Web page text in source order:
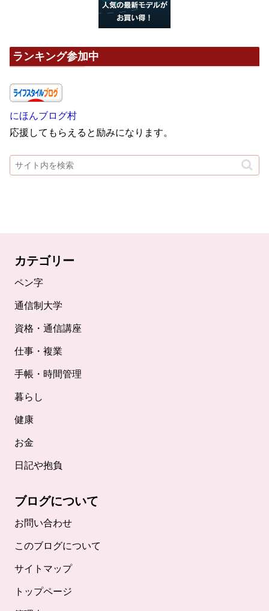
ランキング参加中
にほんブログ村
応援してもらえると励みになります。
カテゴリー
ペン字
通信制大学
資格・通信講座
仕事・複業
手帳・時間管理
暮らし
健康
お金
日記や抱負
ブログについて
お問い合わせ
このブログについて
サイトマップ
トップページ